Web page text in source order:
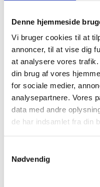
Denne hjemmeside
Vi bruger cookies til at
annoncer, til at vise dig
at analysere vores
din brug af vores
for sociale medier,
analysepartnere. Vores
data med andre
de har indsamlet fra din
Nødvendig
Siden WTO’s
større aftaler gældende
er
Agreement”) indgået i
Når den
kunne reducere de
14,3 % og forøge
der blev indgået i
fiskerisubsidier, som